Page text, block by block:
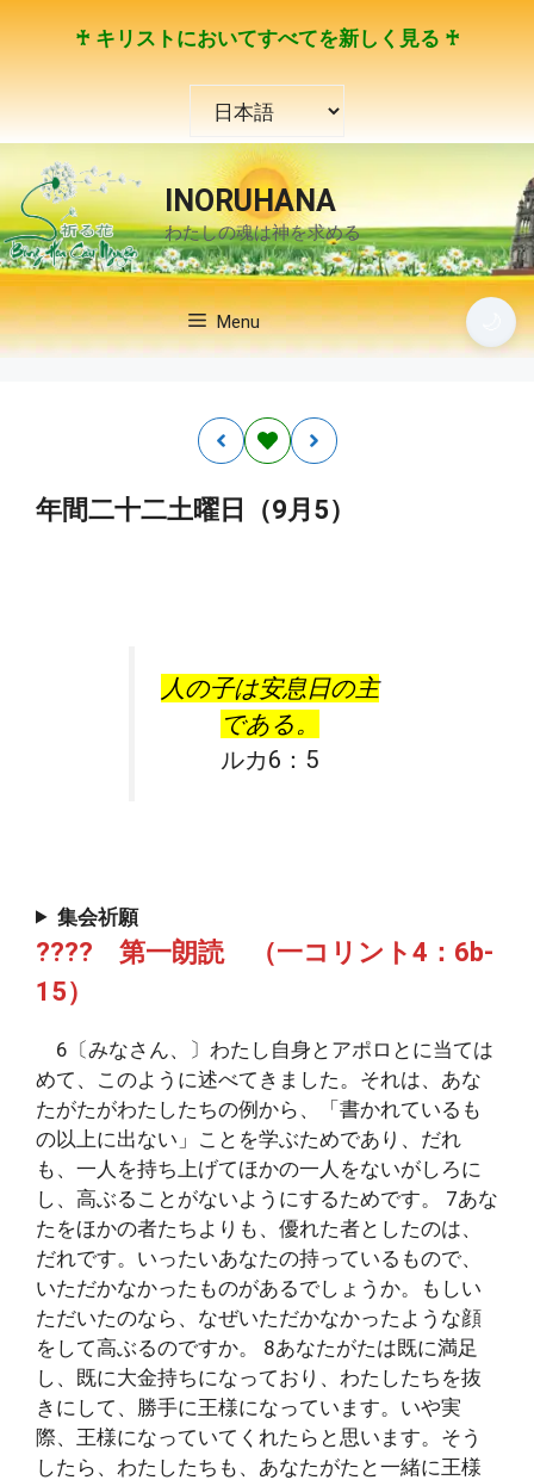
ス
キ
ッ
プ
♰ キリストにおいてすべてを新しく見る ♰
選
択
INORUHANA
わたしの魂は神を求める
Menu
年間二十二土曜日（9月5）
人の子は安息日の主
である。
ルカ6：5
集会祈願
???? 第一朗読 （一コリント4：6b-
15）
6〔みなさん、〕わたし自身とアポロとに当ては
めて、このように述べてきました。それは、あな
たがたがわたしたちの例から、「書かれているも
の以上に出ない」ことを学ぶためであり、だれ
も、一人を持ち上げてほかの一人をないがしろに
し、高ぶることがないようにするためです。 7あな
たをほかの者たちよりも、優れた者としたのは、
だれです。いったいあなたの持っているもので、
いただかなかったものがあるでしょうか。もしい
ただいたのなら、なぜいただかなかったような顔
をして高ぶるのですか。 8あなたがたは既に満足
し、既に大金持ちになっており、わたしたちを抜
きにして、勝手に王様になっています。いや実
際、王様になっていてくれたらと思います。そう
したら、わたしたちも、あなたがたと一緒に王様